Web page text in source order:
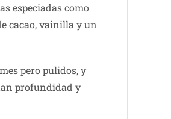
especiadas como
cacao, vainilla y un
pero pulidos, y
profundidad y